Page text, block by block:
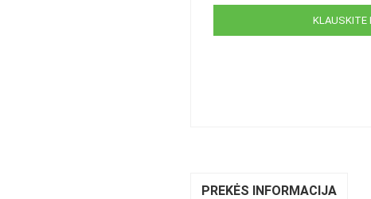
KLAUSKITE
PREKĖS INFORMACIJA